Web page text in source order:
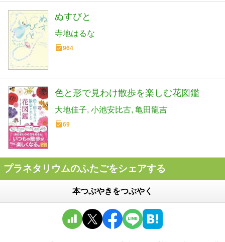
ぬすびと
寺地はるな
964
色と形で見わけ散歩を楽しむ花図鑑
大地佳子 小池安比古 亀田龍吉
69
プラネタリウムのふたごをシェアする
本つぶやきをつぶやく